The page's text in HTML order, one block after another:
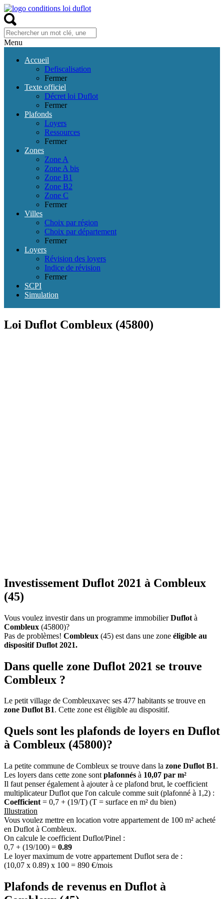
Menu
Accueil
Defiscalisation
Fermer
Texte officiel
Décret loi Duflot
Fermer
Plafonds
Loyers
Ressources
Fermer
Zones
Zone A
Zone A bis
Zone B1
Zone B2
Zone C
Fermer
Villes
Choix par région
Choix par département
Fermer
Loyers
Révision des loyers
Indice de révision
Fermer
SCPI
Simulation
Loi Duflot Combleux (45800)
Investissement Duflot 2021 à Combleux
(45)
Vous voulez investir dans un programme immobilierDuflot à
Combleux (45800)?
Pas de problèmes! Combleux (45) est dans une zone éligible au
dispositif Duflot 2021.
Dans quelle zone Duflot 2021 se trouve
Combleux ?
Le petit village de Combleuxavec ses 477 habitants se trouve en
zone Duflot B1. Cette zone est éligible au dispositif.
Quels sont les plafonds de loyers en Duflot
à Combleux (45800)?
La petite commune de Combleux se trouve dans la zone Duflot B1.
Les loyers dans cette zone sont plafonnés à 10,07 par m²
Il faut penser également à ajouter à ce plafond brut, le coefficient
multiplicateur Duflot que l'on calcule comme suit (plafonné à 1,2) :
Coefficient = 0,7 + (19/T) (T = surface en m² du bien)
Illustration
Vous voulez mettre en location votre appartement de 100 m² acheté
en Duflot à Combleux.
On calcule le coefficient Duflot/Pinel :
0,7 + (19/100) = 0.89
Le loyer maximum de votre appartement Duflot sera de :
(10,07 x 0.89) x 100 = 890 €/mois
Plafonds de revenus en Duflot à